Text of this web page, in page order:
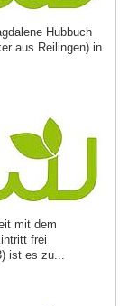
Hubbuch
aus Reilingen) in
mit dem
frei
ist es zu...